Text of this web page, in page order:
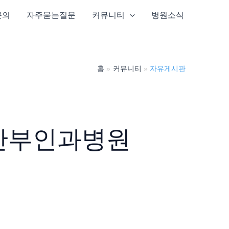
자주묻는질문 커뮤니티 병원소식
홈 커뮤니티 자유게시판
인과병원